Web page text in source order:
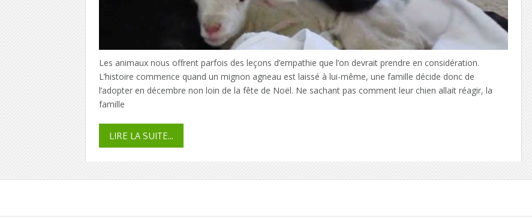
Les animaux nous offrent parfois des leçons d’empathie que l’on devrait prendre en considération.
L’histoire commence quand un mignon agneau est laissé à lui-même, une famille décide donc de
l’adopter en décembre non loin de la fête de Noël. Ne sachant pas comment leur chien allait réagir, la
famille
LIRE LA SUITE...